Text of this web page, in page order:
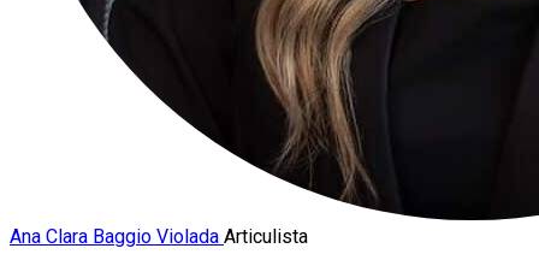
Ana Clara Baggio Violada Articulista